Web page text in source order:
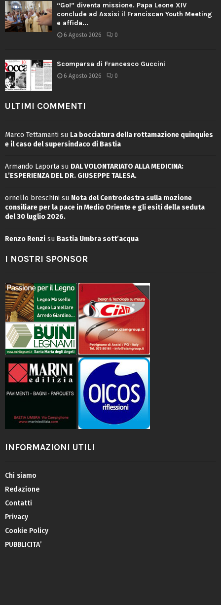
“Go!” diventa missione. Papa Leone XIV
conclude ad Assisi il Franciscan Youth Meeting
e affida...
6 Agosto 2026 0
Scomparsa di Francesco Guccini
6 Agosto 2026 0
ULTIMI COMMENTI
Marco Tettamanti su La bocciatura della rottamazione quinquies
e il caso del supersindaco di Bastia
Armando Laporta su DAL VOLONTARIATO ALLA MEDICINA:
L’ESPERIENZA DEL DR. GIUSEPPE TALESA.
ornello breschini su Nota del Centrodestra sulla mozione
consiliare per la pace in Medio Oriente e gli esiti della seduta
del 30 luglio 2026.
Renzo Renzi su Bastia Umbra sott’acqua
I NOSTRI SPONSOR
INFORMAZIONI UTILI
Chi siamo
Redazione
Contatti
Privacy
Cookie Policy
PUBBLICITA’